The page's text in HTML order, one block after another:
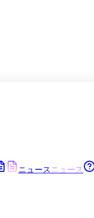
ニュース ニュース